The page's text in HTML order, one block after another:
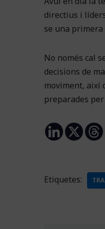
directius i
se una primera
No només cal
decisions de
moviment, així
preparades
Etiquetes: